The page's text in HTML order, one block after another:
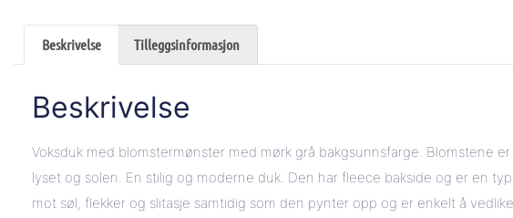
Beskrivelse Tilleggsinformasjon
Beskrivelse
Voksduk med blomstermønster med mørk grå bakgsunnsfarge. Blomstene
lyset og solen. En stilig og moderne duk. Den har fleece bakside og er en
mot søl, flekker og slitasje samtidig som den pynter opp og er enkelt å